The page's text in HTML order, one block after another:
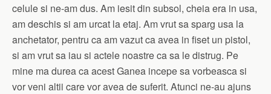
celule si ne-am dus. Am iesit din subsol, cheia era in usa,
am deschis si am urcat la etaj. Am vrut sa sparg usa la
anchetator, pentru ca am vazut ca avea in fiset un pistol,
si am vrut sa iau si actele noastre ca sa le distrug. Pe
mine ma durea ca acest Ganea incepe sa vorbeasca si
vor veni altii care vor avea de suferit. Atunci ne-au ajuns